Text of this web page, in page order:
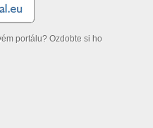
portálu? Ozdobte si ho